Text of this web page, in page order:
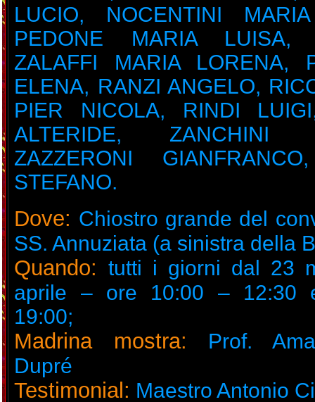
LUCIO, NOCENTINI
PEDONE MARIA LUISA,
ZALAFFI MARIA LORENA,
ELENA, RANZI ANGELO,
PIER NICOLA, RINDI
ALTERIDE, ZANCHINI
ZAZZERONI
STEFANO.
Dove: Chiostro grande del
SS. Annuziata (a sinistra della
Quando: tutti i giorni dal 23
aprile – ore 10:00 – 12:30
19:00;
Madrina mostra:
Prof.
Dupré
Testimonial: Maestro Antonio